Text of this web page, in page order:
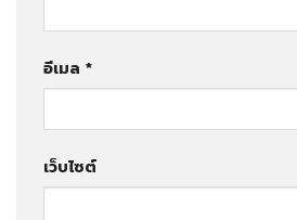
อีเมล *
เว็บไซต์